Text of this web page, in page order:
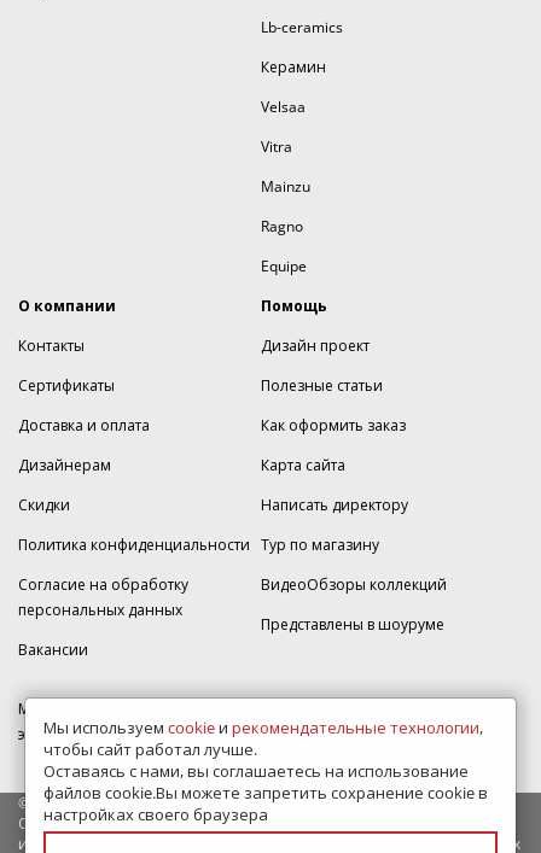
Lb-ceramics
Керамин
Velsaa
Vitra
Mainzu
Ragno
Equipe
О компании
Контакты
Сертификаты
Доставка и оплата
Дизайнерам
Скидки
Политика конфиденциальности
Согласие на обработку
персональных данных
Вакансии
Помощь
Дизайн проект
Полезные статьи
Как оформить заказ
Карта сайта
Написать директору
Тур по магазину
ВидеоОбзоры коллекций
Представлены в шоуруме
МКАД 2км внешняя сторона, д. 2, ТРЦ "Шоколад" (РИО) Реутов, -1
этаж, магазин Плитка-SDVK.
© 2009—2026 г. Все права защищены
Обращаем Ваше внимание на то, что данный интернет-сайт носит
исключительно информационный характер и ни при каких условиях
Мы используем cookieи рекомендательные технологии,
чтобы сайт работал лучше.
Оставаясь с нами, вы соглашаетесь на использование
файлов cookie.Вы можете запретить сохранение cookie в
настройках своего браузера